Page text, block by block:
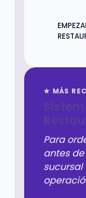
★ MÁS
Para
antes
sucursal